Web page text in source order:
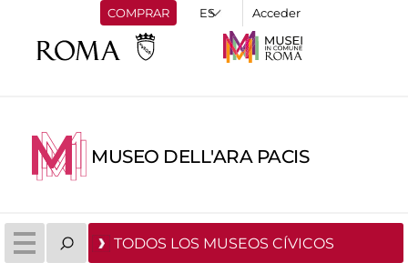
COMPRAR Acceder
MUSEO DELL'ARA PACIS
TODOS LOS MUSEOS CÍVICOS